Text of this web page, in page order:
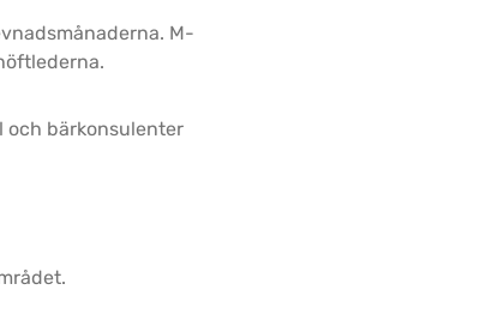
M-
och bärkonsulenter